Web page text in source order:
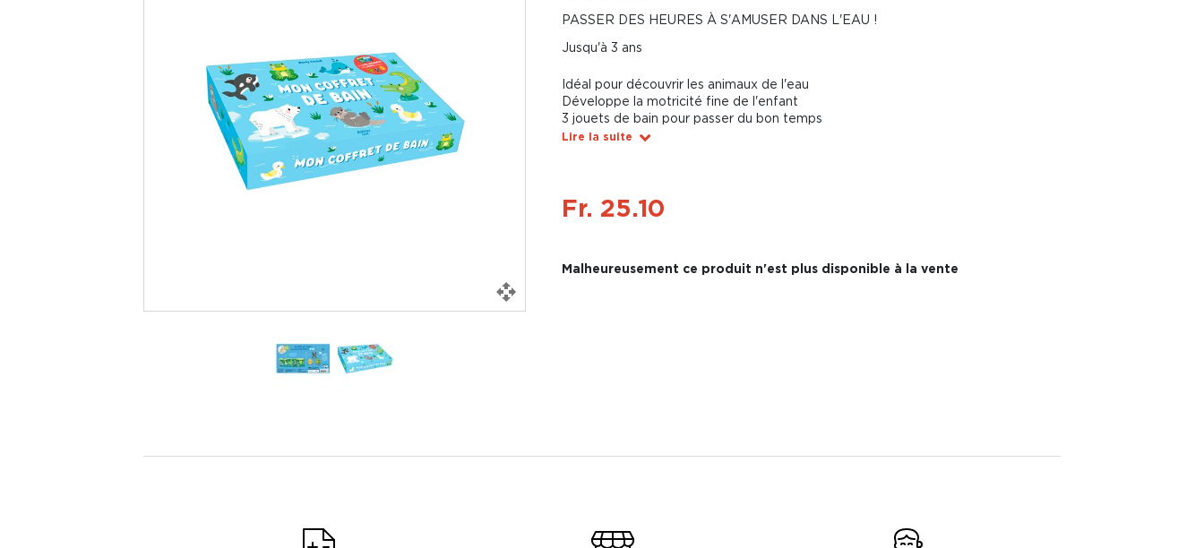
PASSER DES HEURES À S'AMUSER DANS L'EAU !
Jusqu'à 3 ans
Idéal pour découvrir les animaux de l'eau
Développe la motricité fine de l'enfant
3 jouets de bain pour passer du bon temps
Lire la suite
Fr. 25.10
Malheureusement ce produit n'est plus disponible à la vente